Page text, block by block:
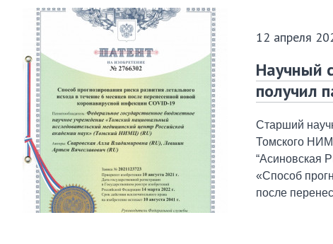
12 апреля
Научный
получил
Старший
Томского
“Асиновская
«Способ
после